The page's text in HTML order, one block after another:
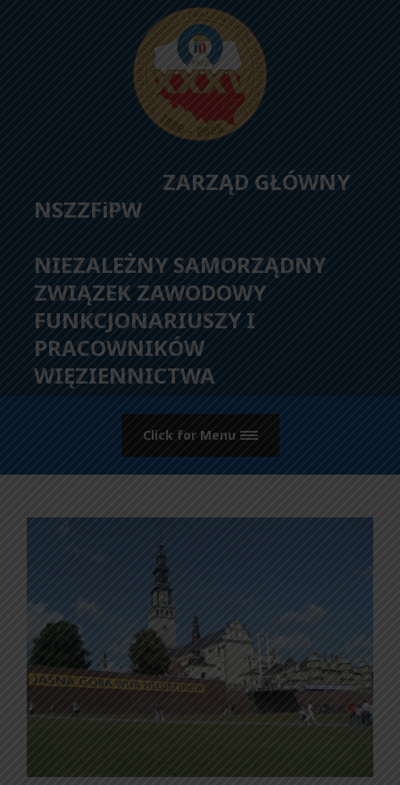
ZARZĄD GŁÓWNY
NSZZFiPW
NIEZALEŻNY SAMORZĄDNY
ZWIĄZEK ZAWODOWY
FUNKCJONARIUSZY I
PRACOWNIKÓW
WIĘZIENNICTWA
Click for Menu